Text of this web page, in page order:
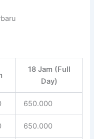
18 Jam (Full
Day)
650.000
650.000